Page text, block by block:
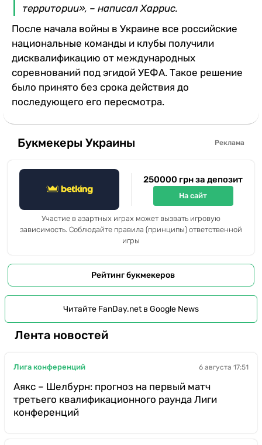
территории», – написал Харрис.
После начала войны в Украине все российские
национальные команды и клубы получили
дисквалификацию от международных
соревнований под эгидой УЕФА. Такое решение
было принято без срока действия до
последующего его пересмотра.
Букмекеры Украины Реклама
250000 грн за депозит
На сайт
Участие в азартных играх может вызвать игровую
зависимость. Соблюдайте правила (принципы) ответственной
игры
Рейтинг букмекеров
Читайте FanDay.net в Google News
Лента новостей
Лига конференций 6 августа 17:51
Аякс – Шелбурн: прогноз на первый матч
третьего квалификационного раунда Лиги
конференций